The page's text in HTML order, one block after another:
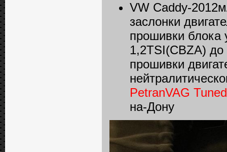
VW Caddy-
заслонки
прошивки блока
1,2TSI(CBZA)
прошивки
PetranVAG Tuned
на-Дону